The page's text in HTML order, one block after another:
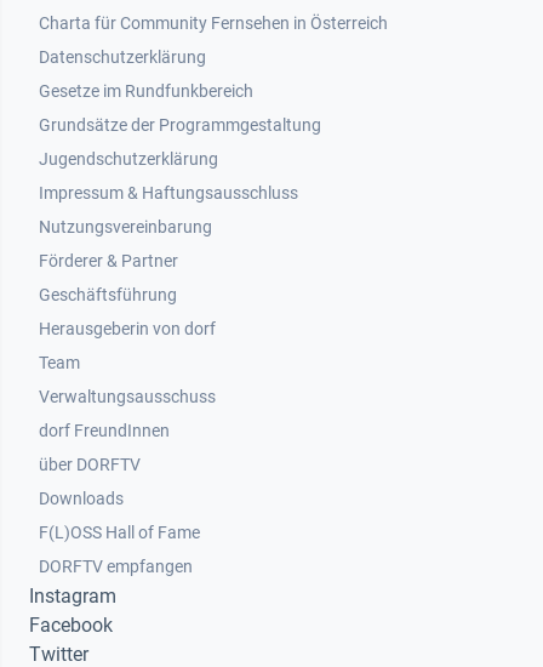
Footer 1
Charta für Community Fernsehen in Österreich
Datenschutzerklärung
Gesetze im Rundfunkbereich
Grundsätze der Programmgestaltung
Jugendschutzerklärung
Impressum & Haftungsausschluss
Nutzungsvereinbarung
Footer 2
Förderer & Partner
Geschäftsführung
Herausgeberin von dorf
Team
Verwaltungsausschuss
dorf FreundInnen
Footer 3
über DORFTV
Downloads
F(L)OSS Hall of Fame
Footer 4
DORFTV empfangen
Instagram
Facebook
Twitter